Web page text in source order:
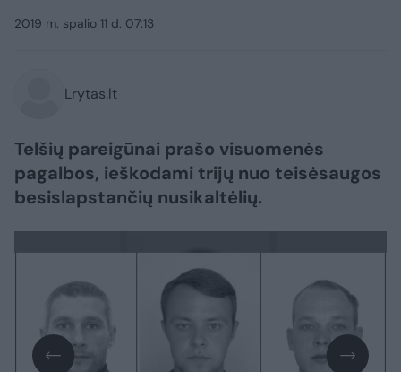
2019 m. spalio 11 d. 07:13
Lrytas.lt
Telšių pareigūnai prašo visuomenės
pagalbos, ieškodami trijų nuo teisėsaugos
besislapstančių nusikaltėlių.